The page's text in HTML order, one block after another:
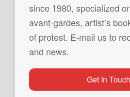
since 1980, specialized
avant-gardes, artist’s
of protest. E-mail us to
and news.
Get In Touch